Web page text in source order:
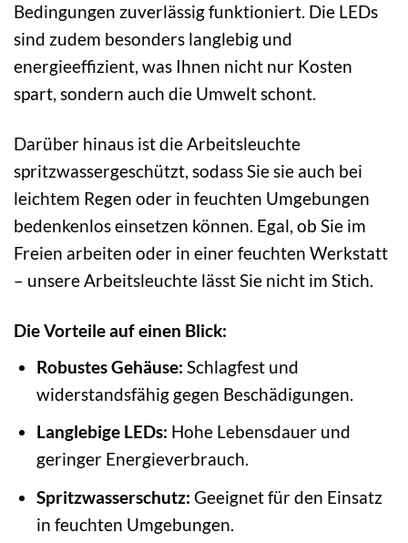
Bedingungen zuverlässig funktioniert. Die LEDs
sind zudem besonders langlebig und
energieeffizient, was Ihnen nicht nur Kosten
spart, sondern auch die Umwelt schont.
Darüber hinaus ist die Arbeitsleuchte
spritzwassergeschützt, sodass Sie sie auch bei
leichtem Regen oder in feuchten Umgebungen
bedenkenlos einsetzen können. Egal, ob Sie im
Freien arbeiten oder in einer feuchten Werkstatt
– unsere Arbeitsleuchte lässt Sie nicht im Stich.
Die Vorteile auf einen Blick:
Robustes Gehäuse: Schlagfest und
widerstandsfähig gegen Beschädigungen.
Langlebige LEDs: Hohe Lebensdauer und
geringer Energieverbrauch.
Spritzwasserschutz: Geeignet für den Einsatz
in feuchten Umgebungen.